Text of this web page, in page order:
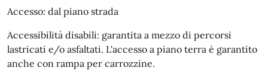
Accesso: dal piano strada
Accessibilità disabili: garantita a mezzo di percorsi
lastricati e/o asfaltati. L'accesso a piano terra è garantito
anche con rampa per carrozzine.